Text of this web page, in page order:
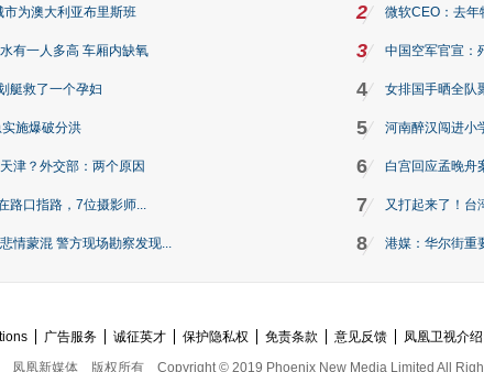
为澳大利亚布里斯班
有一人多高 车厢内缺氧
艇救了一个孕妇
施爆破分洪
津？外交部：两个原因
路口指路，7位摄影师...
情蒙混 警方现场勘察发现...
2 微软CEO：去年
3 中国空军官宣：
4 女排国手晒全队
5 河南醉汉闯进小
6 白宫回应孟晚舟
7 又打起来了！台
8 港媒：华尔街重
广告服务 诚征英才 保护隐私权 免责条款 意见反馈 凤凰卫视介绍
凤凰新媒体
版权所有 Copyright © 2019 Phoenix New Media Limited All